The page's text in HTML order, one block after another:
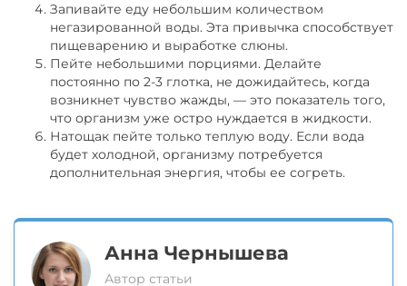
Запивайте еду небольшим количеством
негазированной воды. Эта привычка способствует
пищеварению и выработке слюны.
Пейте небольшими порциями. Делайте
постоянно по 2-3 глотка, не дожидайтесь, когда
возникнет чувство жажды, — это показатель того,
что организм уже остро нуждается в жидкости.
Натощак пейте только теплую воду. Если вода
будет холодной, организму потребуется
дополнительная энергия, чтобы ее согреть.
Анна Чернышева
Автор статьи